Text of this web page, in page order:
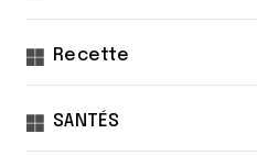
Recette
SANTÉS